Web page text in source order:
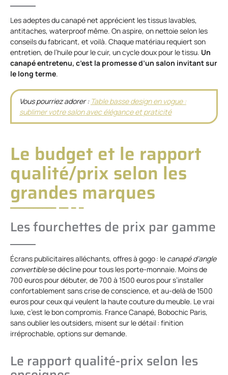
Les adeptes du canapé net apprécient les tissus lavables,
antitaches, waterproof même. On aspire, on nettoie selon les
conseils du fabricant, et voilà. Chaque matériau requiert son
entretien, de l’huile pour le cuir, un cycle doux pour le tissu. Un
canapé entretenu, c’est la promesse d’un salon invitant sur
le long terme.
Vous pourriez adorer : Table basse design en vogue :
sublimer votre salon avec élégance et praticité
Le budget et le rapport
qualité/prix selon les
grandes marques
Les fourchettes de prix par gamme
Écrans publicitaires alléchants, offres à gogo : le canapé d’angle
convertiblese décline pour tous les porte-monnaie. Moins de
700 euros pour débuter, de 700 à 1500 euros pour s’installer
confortablement sans crise de conscience, et au-delà de 1500
euros pour ceux qui veulent la haute couture du meuble. Le vrai
luxe, c’est le bon compromis. France Canapé, Bobochic Paris,
sans oublier les outsiders, misent sur le détail : finition
irréprochable, options sur demande.
Le rapport qualité-prix selon les